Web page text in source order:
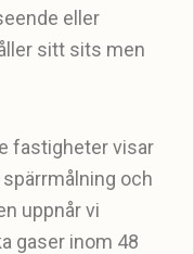
eller
sitt sits men
fastigheter visar
och
uppnår vi
gaser inom 48